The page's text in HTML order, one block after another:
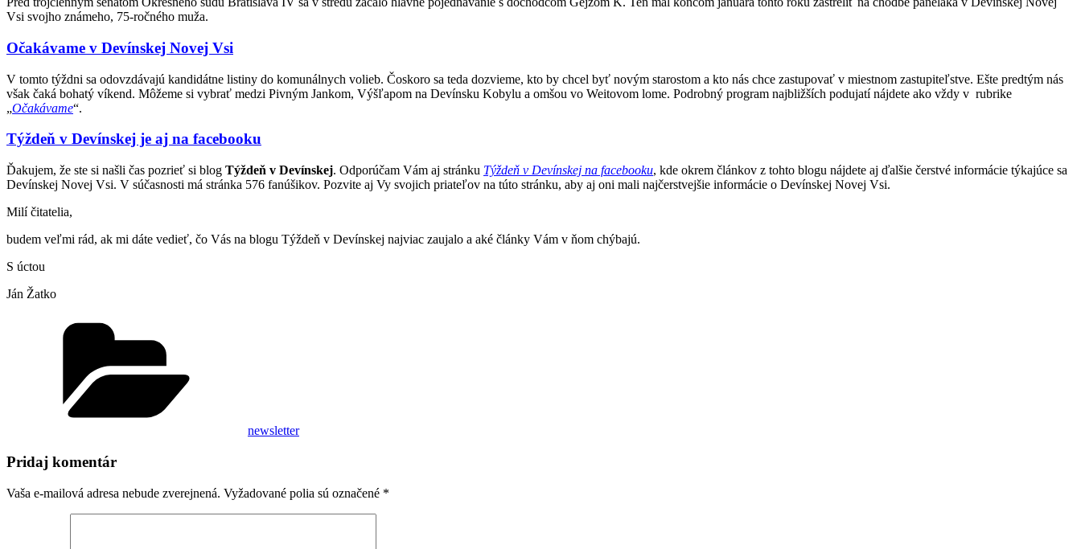
Vsi svojho známeho, 75-ročného muža.
Očakávame v Devínskej Novej Vsi
V tomto týždni sa odovzdávajú kandidátne listiny do komunálnych volieb. Čoskoro sa teda dozvieme, kto by chcel byť novým starostom a kto nás chce zastupovať v miestnom zastupiteľstve. Ešte predtým nás
však čaká bohatý víkend. Môžeme si vybrať medzi Pivným Jankom, Výšľapom na Devínsku Kobylu a omšou vo Weitovom lome. Podrobný program najbližších podujatí nájdete ako vždy v rubrike
„Očakávame“.
Týždeň v Devínskej je aj na facebooku
Ďakujem, že ste si našli čas pozrieť si blog Týždeň v Devínskej. Odporúčam Vám aj stránku Týždeň v Devínskej na facebooku, kde okrem článkov z tohto blogu nájdete aj ďalšie čerstvé informácie týkajúce sa
Devínskej Novej Vsi. V súčasnosti má stránka 576 fanúšikov. Pozvite aj Vy svojich priateľov na túto stránku, aby aj oni mali najčerstvejšie informácie o Devínskej Novej Vsi.
Milí čitatelia,
budem veľmi rád, ak mi dáte vedieť, čo Vás na blogu Týždeň v Devínskej najviac zaujalo a aké články Vám v ňom chýbajú.
S úctou
Ján Žatko
newsletter
Pridaj komentár
Vaša e-mailová adresa nebude zverejnená. Vyžadované polia sú označené *